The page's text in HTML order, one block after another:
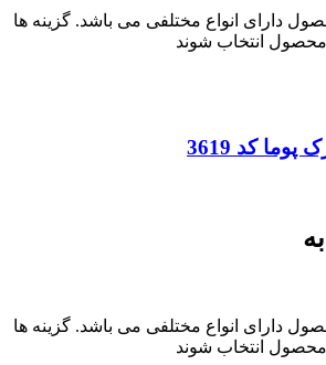
دارای انواع مختلفی می باشد. گزینه ها
انتخاب شوند
کد 3619
دارای انواع مختلفی می باشد. گزینه ها
انتخاب شوند